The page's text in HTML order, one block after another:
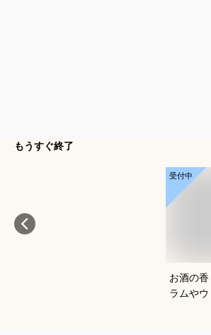
もうすぐ終了
受付中
お酒の香
ラムやウ